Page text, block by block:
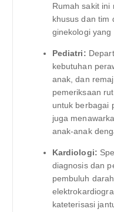
Rumah sakit ini
khusus dan tim
ginekologi yang
Pediatri:
kebutuhan
anak, dan
pemeriksaan
untuk berbagai
juga
anak-anak
Kardiologi:
diagnosis dan
pembuluh
kateterisasi